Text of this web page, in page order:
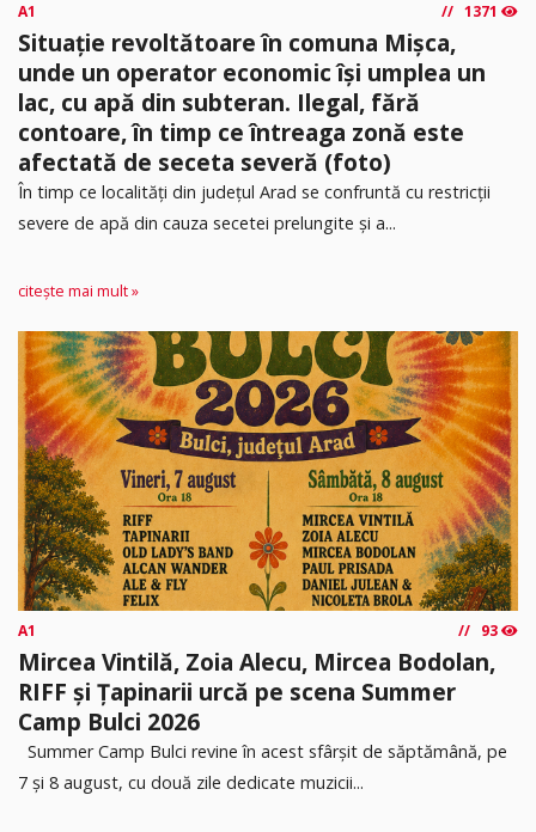
A1 1371
Situație revoltătoare în comuna Mișca,
unde un operator economic își umplea un
lac, cu apă din subteran. Ilegal, fără
contoare, în timp ce întreaga zonă este
afectată de seceta severă (foto)
În timp ce localități din județul Arad se confruntă cu restricții
severe de apă din cauza secetei prelungite și a...
citește mai mult »
A1 93
Mircea Vintilă, Zoia Alecu, Mircea Bodolan,
RIFF și Țapinarii urcă pe scena Summer
Camp Bulci 2026
Summer Camp Bulci revine în acest sfârșit de săptămână, pe
7 și 8 august, cu două zile dedicate muzicii...